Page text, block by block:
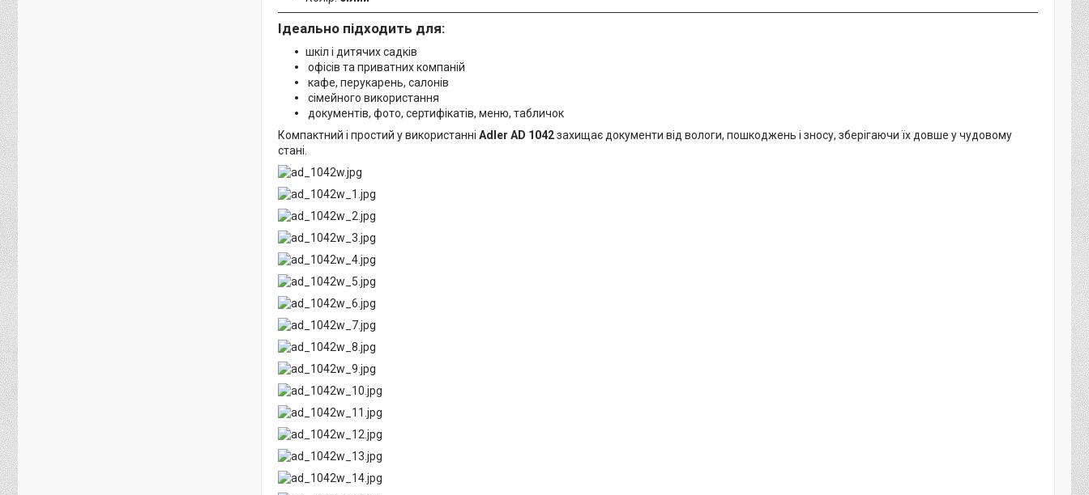
Ідеально підходить для:
шкіл і дитячих садків
офісів та приватних компаній
кафе, перукарень, салонів
сімейного використання
документів, фото, сертифікатів, меню, табличок
Компактний і простий у використанні Adler AD 1042захищає документи від вологи, пошкоджень і зносу, зберігаючи їх довше у чудовому
стані.